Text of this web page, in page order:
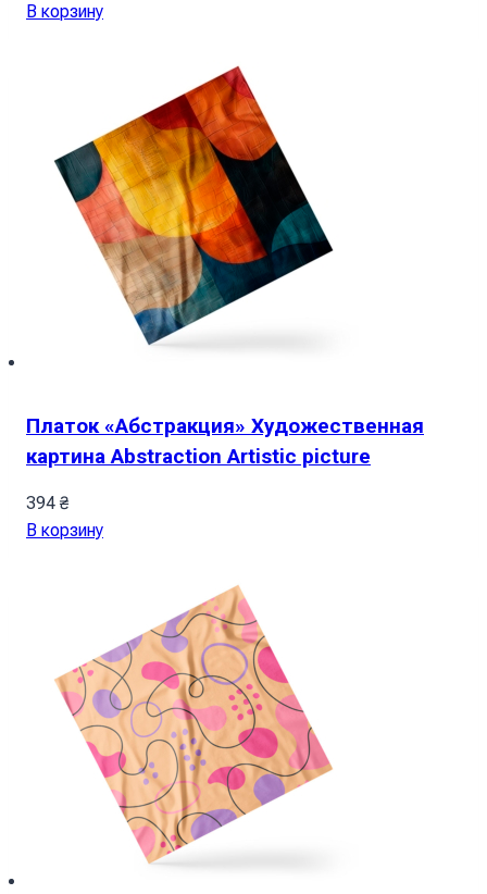
В корзину
Платок «Абстракция» Художественная
картина Abstraction Artistic picture
394 ₴
В корзину